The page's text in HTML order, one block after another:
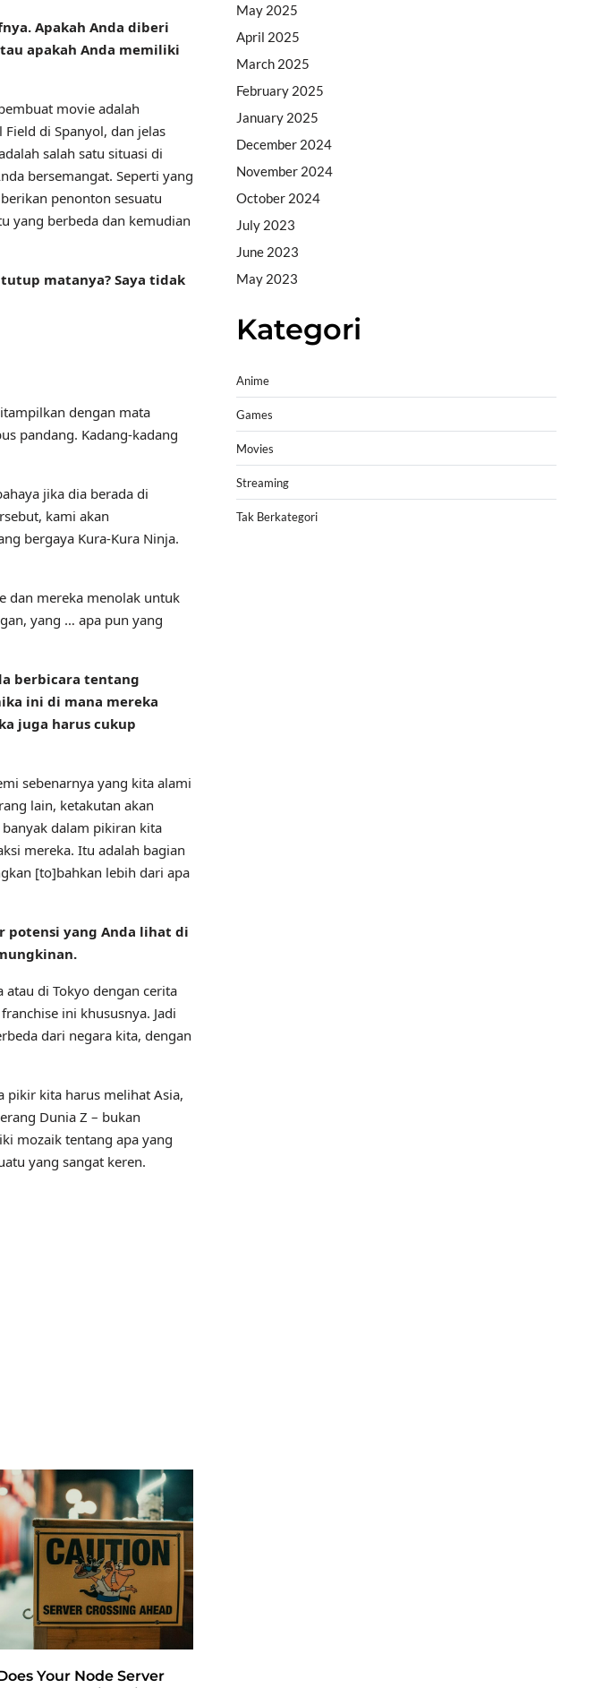
Apakah Anda diberi
apakah Anda memiliki
movie adalah
di Spanyol, dan jelas
salah satu situasi di
bersemangat. Seperti yang
penonton sesuatu
yang berbeda dan kemudian
matanya? Saya tidak
dengan mata
pandang. Kadang-kadang
jika dia berada di
kami akan
bergaya Kura-Kura Ninja.
dan mereka menolak untuk
yang … apa pun yang
berbicara tentang
ini di mana mereka
juga harus cukup
sebenarnya yang kita alami
lain, ketakutan akan
dalam pikiran kita
mereka. Itu adalah bagian
[to]bahkan lebih dari apa
potensi yang Anda lihat di
atau di Tokyo dengan cerita
ini khususnya. Jadi
dari negara kita, dengan
pikir kita harus melihat Asia,
Dunia Z – bukan
mozaik tentang apa yang
yang sangat keren.
Your Node Server
May 2025
April 2025
March 2025
February 2025
January 2025
December 2024
November 2024
October 2024
July 2023
June 2023
May 2023
Kategori
Anime
Games
Movies
Streaming
Tak Berkategori